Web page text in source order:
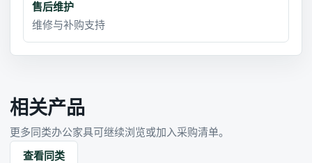
售后维护
维修与补购支持
相关产品
更多同类办公家具可继续浏览或加入采购清单。
查看同类